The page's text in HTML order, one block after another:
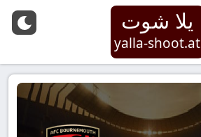
يلا شوت
yalla-shoot.at